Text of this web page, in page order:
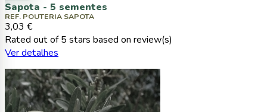
Sapota - 5 sementes
REF. POUTERIA SAPOTA
3,03 €
Rated out of 5 stars based on review(s)
Ver detalhes